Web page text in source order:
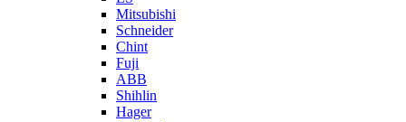
Mitsubishi
Schneider
Chint
Fuji
ABB
Shihlin
Hager